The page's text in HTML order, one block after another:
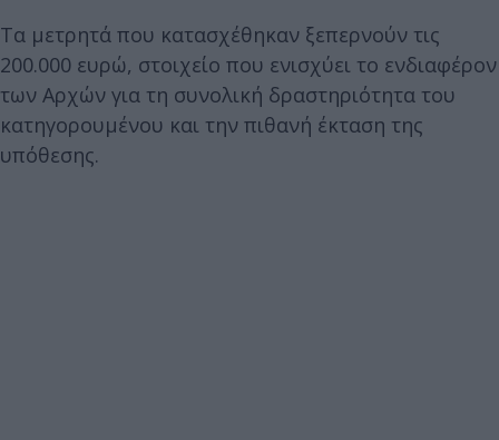
Τα μετρητά που κατασχέθηκαν ξεπερνούν τις
200.000 ευρώ, στοιχείο που ενισχύει το ενδιαφέρον
των Αρχών για τη συνολική δραστηριότητα του
κατηγορουμένου και την πιθανή έκταση της
υπόθεσης.